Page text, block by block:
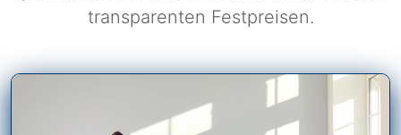
transparenten Festpreisen.